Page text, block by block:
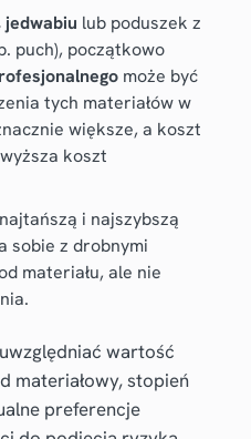
jedwabiu lub poduszek z
puch), początkowo
może być
tych materiałów w
większe, a koszt
koszt
i najszybszą
sobie z drobnymi
materiału, ale nie
wartość
materiałowy, stopień
preferencje